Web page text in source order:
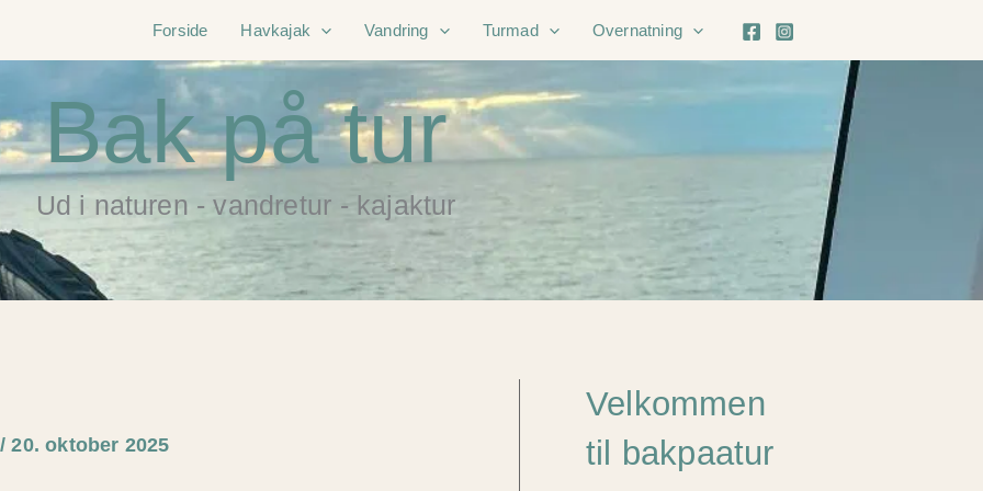
Forside Havkajak Vandring Turmad Overnatning
Bak på tur
Ud i naturen - vandretur - kajaktur
/20. oktober 2025
Velkommen
til bakpaatur